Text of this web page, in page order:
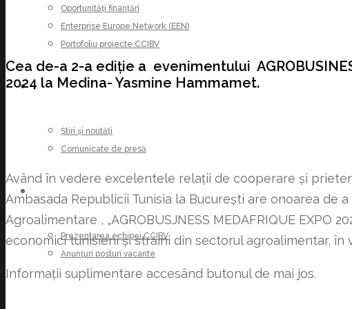
Oportunități finanțări
Enterprise Europe Network (EEN)
Portofoliu proiecte CCIBV
ȘTIRI
Știri și noutăți
Comunicate de presă
CARIERE
Prezentarea echipei CCIBV
Anunțuri posturi vacante
Cea de-a 2-a ediție a evenimentului
2024 la Medina- Yasmine Hammamet.
Având în vedere excelentele relații de cooperare și
Ambasada Republicii Tunisia la București are onoarea de
Agroalimentare , „AGROBUSJNESS MEDAFRIQUE
economici tunisieni și străini din sectorul agroalimentar,
Informații suplimentare accesând butonul de mai jos.